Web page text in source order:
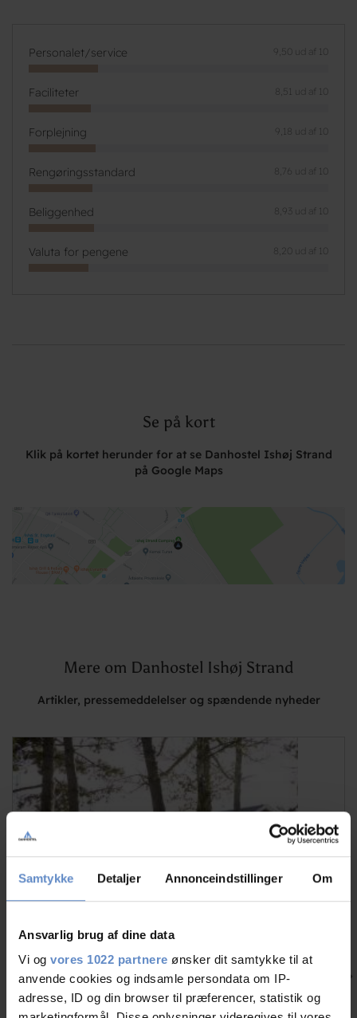
Samtykke Detaljer Annonceindstillinger Om
Ansvarlig brug af dine data
Vi og vores 1022 partnere ønsker dit samtykke til at
anvende cookies og indsamle persondata om IP-
adresse, ID og din browser til præferencer, statistik og
Personalet/service 9,50 ud af 10
Faciliteter 8,51 ud af 10
Forplejning 9,18 ud af 10
Rengøringsstandard 8,76 ud af 10
Beliggenhed 8,93 ud af 10
Valuta for pengene 8,20 ud af 10
Se på kort
Klik på kortet herunder for at se Danhostel Ishøj Strand
på Google Maps
Mere om Danhostel Ishøj Strand
Artikler, pressemeddelelser og spændende nyheder
KURSUS TÆT PÅ NATUREN
Nyheder
Danhostel Ishøj Strand vil tilbyde kurser for virksomheder, som